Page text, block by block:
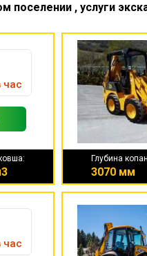
поселении , услуги
час
Глубина
3070 мм
час